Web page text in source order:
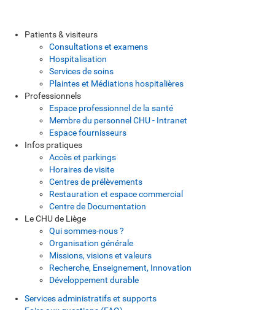
Patients & visiteurs
Consultations et examens
Hospitalisation
Services de soins
Plaintes et Médiations hospitalières
Professionnels
Espace professionnel de la santé
Membre du personnel CHU - Intranet
Espace fournisseurs
Infos pratiques
Accès et parkings
Horaires de visite
Centres de prélèvements
Restauration et espace commercial
Centre de Documentation
Le CHU de Liège
Qui sommes-nous ?
Organisation générale
Missions, visions et valeurs
Recherche, Enseignement, Innovation
Développement durable
Services administratifs et supports